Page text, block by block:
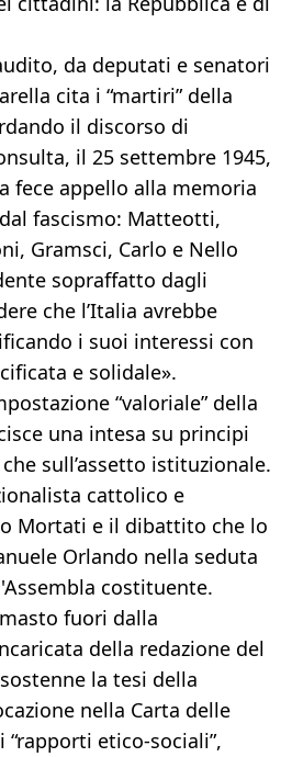
da deputati e senatori
cita i “martiri” della
il discorso di
il 25 settembre 1945,
fece appello alla memoria
fascismo: Matteotti,
Gramsci, Carlo e Nello
sopraffatto dagli
che l’Italia avrebbe
i suoi interessi con
e solidale».
“valoriale” della
una intesa su principi
sull’assetto istituzionale.
cattolico e
Mortati e il dibattito che lo
Orlando nella seduta
costituente.
fuori dalla
della redazione del
la tesi della
nella Carta delle
etico-sociali”,